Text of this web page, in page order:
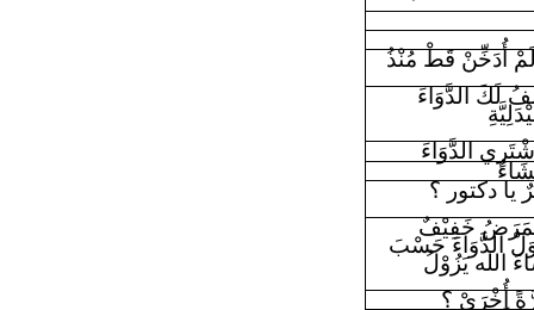
لَمْ أُدَخِّنْ قَطْ مُنْذُ
لَكَ الدَّوَاءَ
الدَّوَاءَ
دكتور ؟
خَفِيْفٌ
الدَّوَاءَ حَسْبَ
الله يَزُوْلُ
أُخْرَىْ ؟